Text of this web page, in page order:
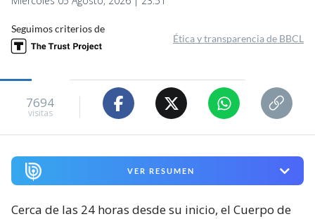
Seguimos criterios de
Ética y transparencia de BBCL
7694
visitas
VER RESUMEN
Cerca de las 24 horas desde su inicio, el Cuerpo de